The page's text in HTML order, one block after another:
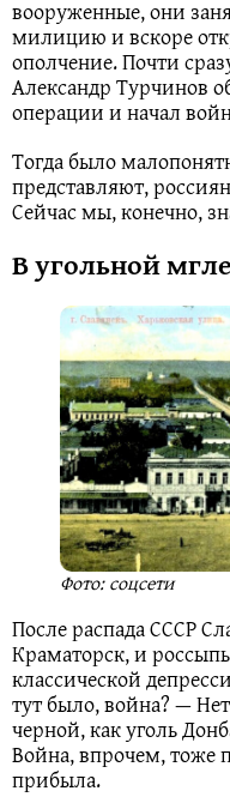
вооруженные, они
милицию и вскоре
ополчение. Почти
Александр Турчинов
операции и начал
Тогда было
представляют,
Сейчас мы, конечно,
В угольной мгле
Фото: соцсети
После распада СССР
Краматорск, и
классической
тут было, война? —
черной, как уголь
Война, впрочем, тоже
прибыла.